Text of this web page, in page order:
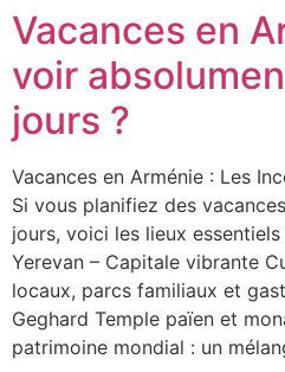
Vacances en
voir
jours ?
Vacances en Arménie : Les
Si vous planifiez des
jours, voici les lieux
Yerevan – Capitale vibrante
locaux, parcs familiaux et
Geghard Temple païen et
patrimoine mondial : un